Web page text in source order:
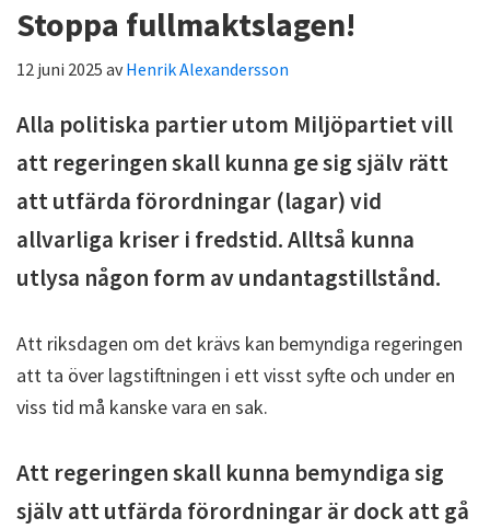
Stoppa fullmaktslagen!
12 juni 2025 avHenrik Alexandersson
Alla politiska partier utom Miljöpartiet vill
att regeringen skall kunna ge sig själv rätt
att utfärda förordningar (lagar) vid
allvarliga kriser i fredstid. Alltså kunna
utlysa någon form av undantagstillstånd.
Att riksdagen om det krävs kan bemyndiga regeringen
att ta över lagstiftningen i ett visst syfte och under en
viss tid må kanske vara en sak.
Att regeringen skall kunna bemyndiga sig
själv att utfärda förordningar är dock att gå